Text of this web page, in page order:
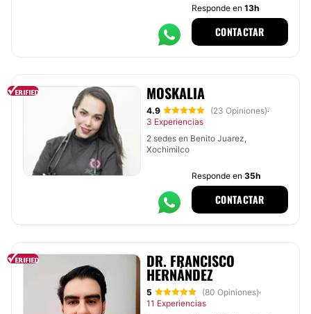
Responde en 13h
CONTACTAR
MOSKALIA
4.9 (23 Opiniones)·
3 Experiencias
2 sedes en Benito Juarez,
Xochimilco
Responde en 35h
CONTACTAR
DR. FRANCISCO
HERNÁNDEZ
5 (80 Opiniones)·
11 Experiencias